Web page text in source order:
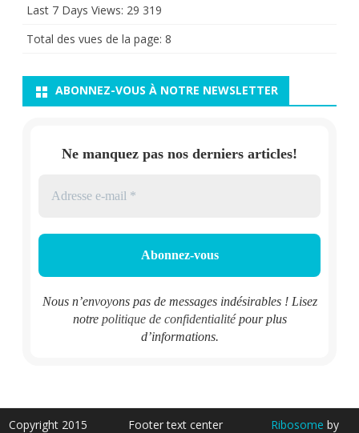
Last 7 Days Views: 29 319
Total des vues de la page: 8
ABONNEZ-VOUS À NOTRE NEWSLETTER
Ne manquez pas nos derniers articles!
Nous n’envoyons pas de messages indésirables ! Lisez
notre politique de confidentialitépour plus
d’informations.
Copyright 2015 Footer text center Ribosome by